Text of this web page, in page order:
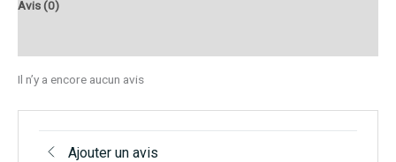
Avis (0)
Il n’y a encore aucun avis
Ajouter un avis